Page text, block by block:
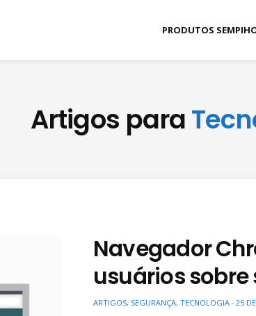
PRODUTOS
Artigos para
Navegador
usuários
ARTIGOS, SEGURANÇA, TECNOLOGIA - 25